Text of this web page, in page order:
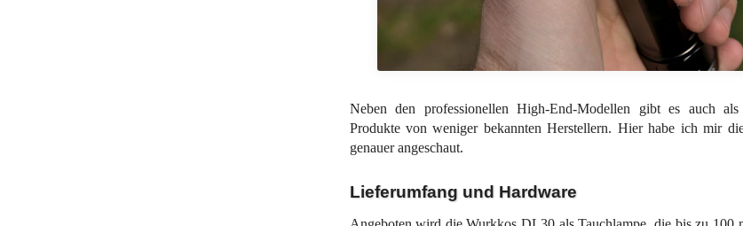
Neben den professionellen High-End-Modellen gibt es auch als
Produkte von weniger bekannten Herstellern. Hier habe ich mir
genauer angeschaut.
Lieferumfang und Hardware